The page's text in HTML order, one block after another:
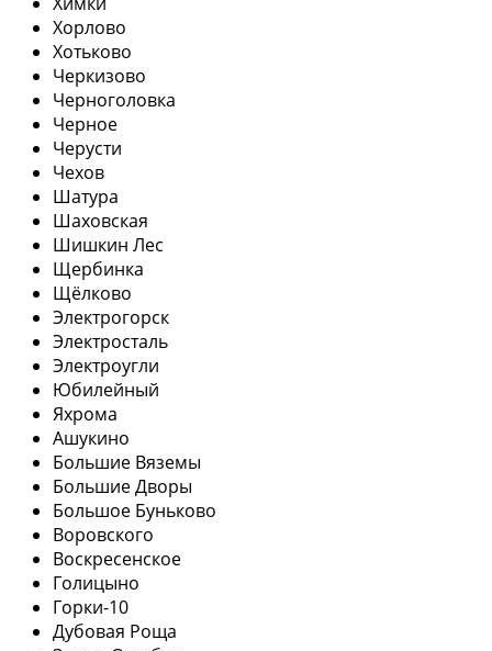
Хорлово
Хотьково
Черкизово
Черноголовка
Черное
Черусти
Чехов
Шатура
Шаховская
Шишкин Лес
Щербинка
Щёлково
Электрогорск
Электросталь
Электроугли
Юбилейный
Яхрома
Ашукино
Большие Вяземы
Большие Дворы
Большое Буньково
Воровского
Воскресенское
Голицыно
Горки-10
Дубовая Роща